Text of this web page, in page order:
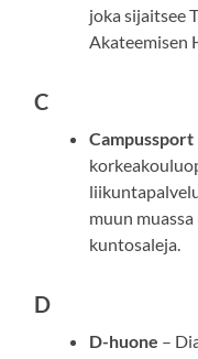
joka sijaitsee
Akateemisen
C
Campussport
muun
kuntosaleja.
D
D-huone –